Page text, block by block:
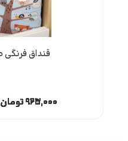
۹۲۵,۰۰۰تومان۹۲۵,۰۰۰تومان۹۲۵,۰۰۰تومان۹۶۳,۰۰۰تومان۹۲۵,۰۰۰تومان۹۶۳,۰۰۰تومان۹۶۳,۰۰۰تومان
قنداق
۹۲۵,۰۰۰تومان